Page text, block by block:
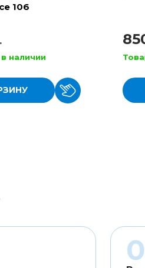
106
наличии